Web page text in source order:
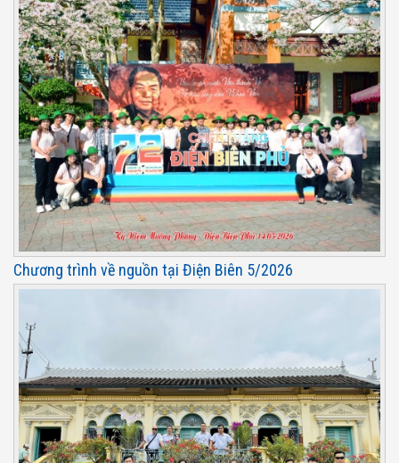
Chương trình về nguồn tại Điện Biên 5/2026